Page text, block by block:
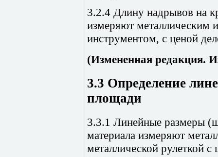
3.2.4 Длину надрывов на
измеряют металлическим
инструментом, с ценой
(Измененная редакция.
3.3 Определение
площади
3.3.1 Линейные размеры
материала измеряют
металлической рулеткой